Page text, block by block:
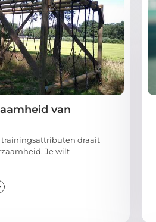
van
trainingsattributen draait
Je wilt